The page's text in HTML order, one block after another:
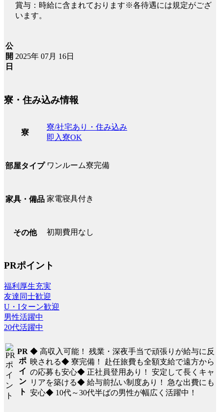
賞与：時給に含まれております※各待遇には規定がござ
います。
公
開
日
2025年 07月 16日
寮・住み込み情報
寮
寮/社宅あり・住み込み
即入寮OK
部屋タイプ ワンルーム寮完備
家具・備品 家電寝具付き
その他 初期費用なし
PRポイント
福利厚生充実
友達同士歓迎
U・Iターン歓迎
男性活躍中
20代活躍中
PR
ポ
イ
ン
ト
◆ 高収入可能！ 残業・深夜手当で頑張りが給与に反
映される◆ 寮完備！ 赴任旅費も全額支給で遠方から
の応募も安心◆ 正社員登用あり！ 安定して長くキャ
リアを築ける◆ 給与前払い制度あり！ 急な出費にも
安心◆ 10代～30代半ばの男性が幅広く活躍中！